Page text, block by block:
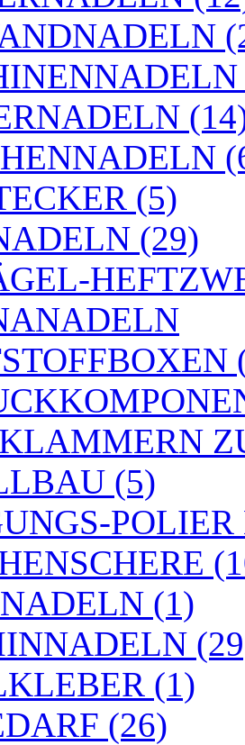
(5)
(29)
(5)
(1)
(1)
(26)